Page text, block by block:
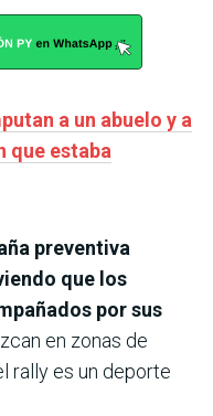
a un abuelo y a
que estaba
preventiva
que los
por sus
en zonas de
rally es un deporte